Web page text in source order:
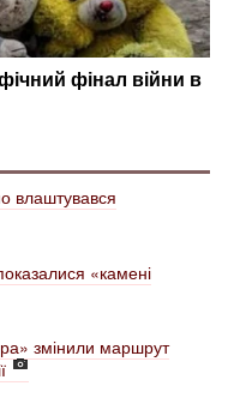
влаштувався
«камені
змінили маршрут